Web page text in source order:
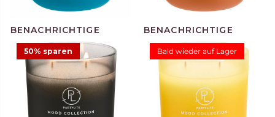
Duftwachsglas Mood Calm
28,95 €
Angebot
Duftwachsglas Mood
Happy
14,48 €
28,95 €
50% sparen Bald wieder auf Lager